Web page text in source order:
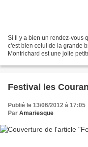
Si Il y a bien un rendez-vous
c'est bien celui de la grande
Montrichard est une jolie
Festival les
Publié le 13/06/2012 à 17:05
Par Amariesque